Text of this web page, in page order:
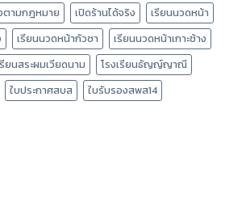
ตามกฎหมาย
เปิดร้านได้จริง
เรียนนวดหน้า
เรียนนวดหน้ากัวซา
เรียนนวดหน้าเกาะช้าง
ยนสระผมเวียดนาม
โรงเรียนธัญญ์ญาณี
ใบประกาศสบส ใบรับรองสพส14